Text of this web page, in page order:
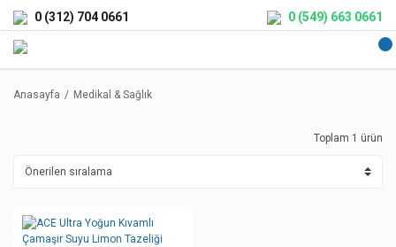
0 (312) 704 0661 0 (549) 663 0661
Anasayfa Medikal & Sağlık
Toplam 1 ürün